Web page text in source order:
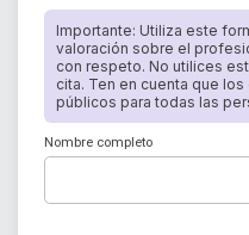
Importante: Utiliza este
valoración sobre el
con respeto. No utilices
cita. Ten en cuenta que
públicos para todas las
Nombre completo